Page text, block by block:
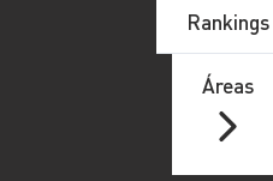
Rankings
Áreas